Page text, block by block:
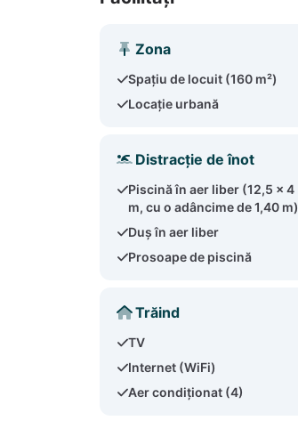
Zona
Spațiu de locuit (160 m²)
Locație urbană
Distracție de înot
Piscină în aer liber (12,5 x 4
m, cu o adâncime de 1,40 m)
Duș în aer liber
Prosoape de piscină
Trăind
TV
Internet (WiFi)
Aer condiționat (4)